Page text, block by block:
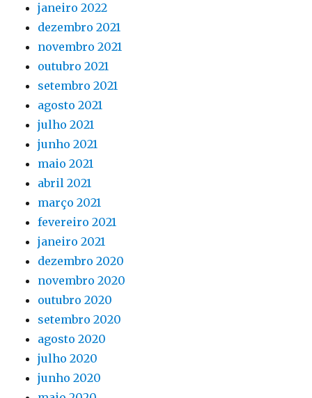
janeiro 2022
dezembro 2021
novembro 2021
outubro 2021
setembro 2021
agosto 2021
julho 2021
junho 2021
maio 2021
abril 2021
março 2021
fevereiro 2021
janeiro 2021
dezembro 2020
novembro 2020
outubro 2020
setembro 2020
agosto 2020
julho 2020
junho 2020